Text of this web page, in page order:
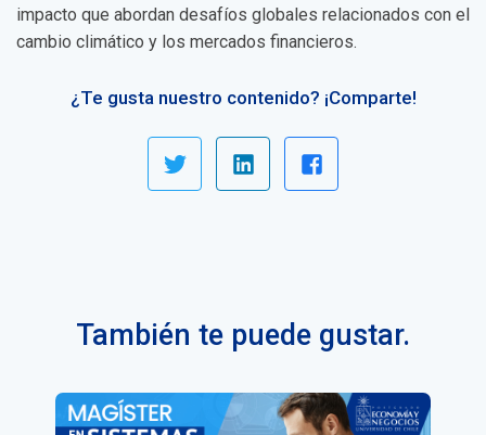
impacto que abordan desafíos globales relacionados con el
cambio climático y los mercados financieros.
¿Te gusta nuestro contenido? ¡Comparte!
También te puede gustar.